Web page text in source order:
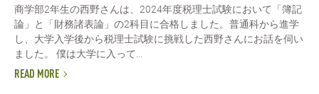
商学部2年生の西野さんは、2024年度税理士試験において「簿記
論」と「財務諸表論」の2科目に合格しました。普通科から進学
し、大学入学後から税理士試験に挑戦した西野さんにお話を伺い
ました。 僕は大学に入って...
READ MORE